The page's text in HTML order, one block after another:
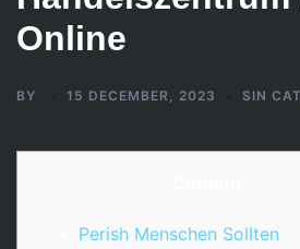
Online
BY 15 DECEMBER, 2023 SIN
Perish Menschen Sollten